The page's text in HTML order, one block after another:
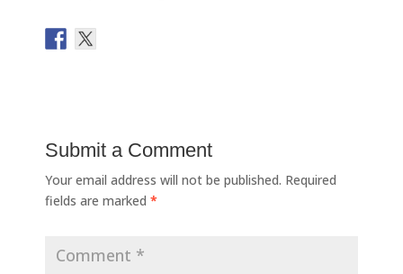
Submit a Comment
Your email address will not be published. Required
fields are marked *